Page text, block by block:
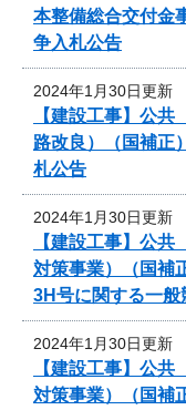
本整備総合交付金
争入札公告
2024年1月30日更新
【建設工事】公
路改良）（国補正
札公告
2024年1月30日更新
【建設工事】公
対策事業）（国補
3H号に関する一般
2024年1月30日更新
【建設工事】公
対策事業）（国補